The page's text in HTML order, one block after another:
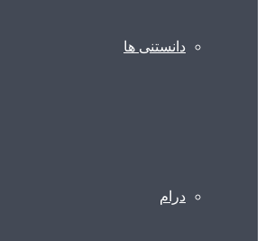
دانستنی ها
درام